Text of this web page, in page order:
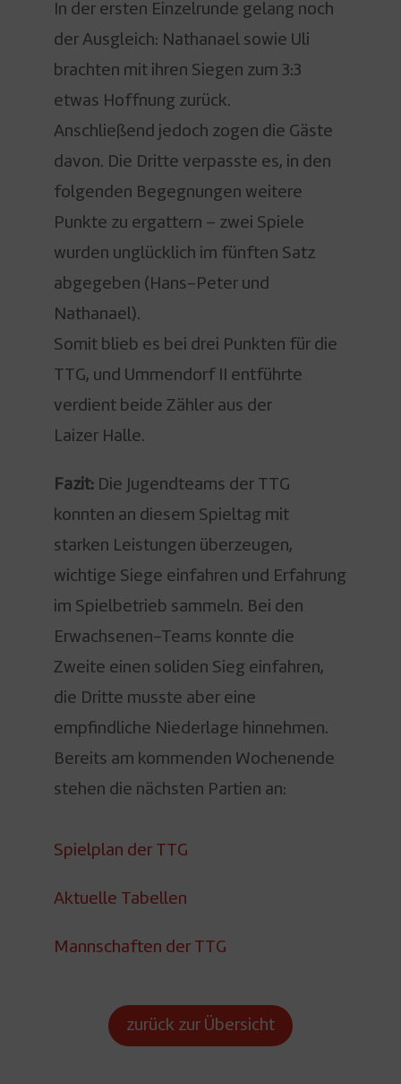
In der ersten Einzelrunde gelang noch
der Ausgleich: Nathanael sowie Uli
brachten mit ihren Siegen zum 3:3
etwas Hoffnung zurück.
Anschließend jedoch zogen die Gäste
davon. Die Dritte verpasste es, in den
folgenden Begegnungen weitere
Punkte zu ergattern – zwei Spiele
wurden unglücklich im fünften Satz
abgegeben (Hans-Peter und
Nathanael).
Somit blieb es bei drei Punkten für die
TTG, und Ummendorf II entführte
verdient beide Zähler aus der
Laizer Halle.
Fazit:Die Jugendteams der TTG
konnten an diesem Spieltag mit
starken Leistungen überzeugen,
wichtige Siege einfahren und Erfahrung
im Spielbetrieb sammeln. Bei den
Erwachsenen-Teams konnte die
Zweite einen soliden Sieg einfahren,
die Dritte musste aber eine
empfindliche Niederlage hinnehmen.
Bereits am kommenden Wochenende
stehen die nächsten Partien an:
Spielplan der TTG
Aktuelle Tabellen
Mannschaften der TTG
zurück zur Übersicht